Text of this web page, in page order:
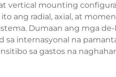
vertical mounting
ang radial, axial, at
Dumaan ang mga
sa internasyonal na
sa gastos na